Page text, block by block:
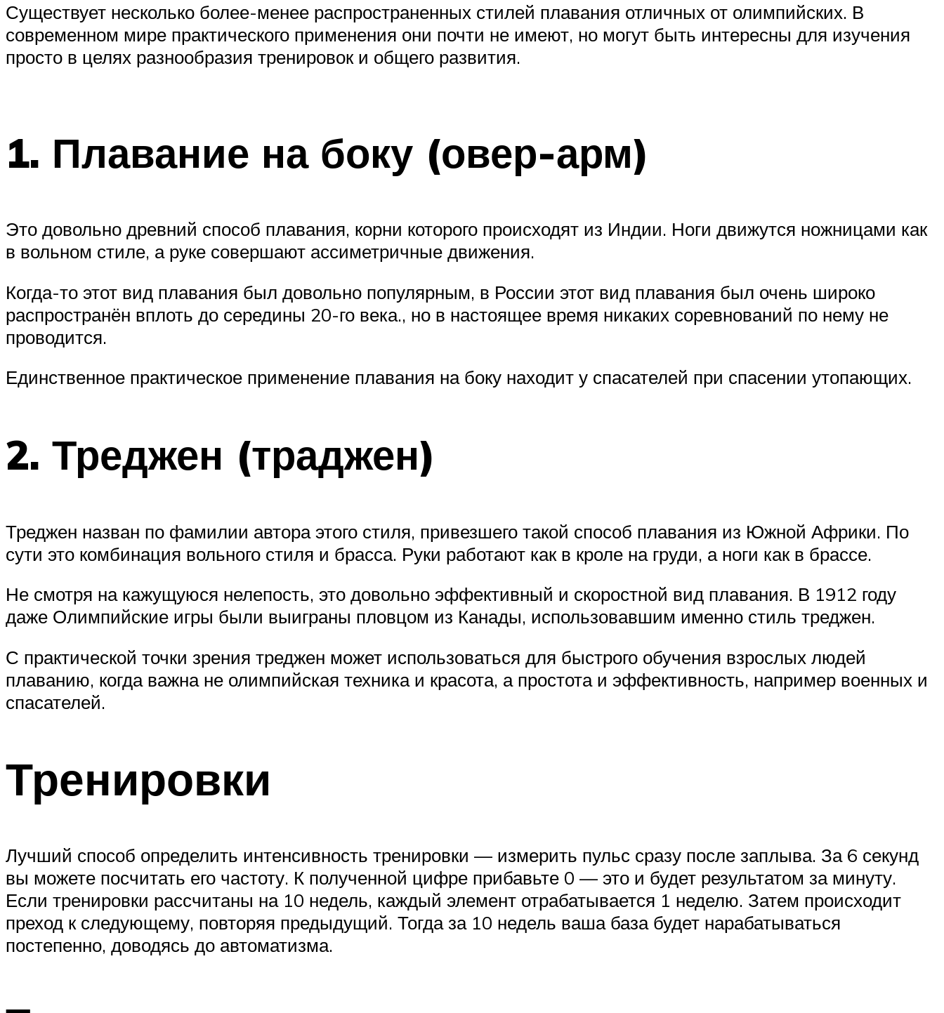
Существует несколько более-менее распространенных стилей плавания отличных от олимпийских. В
современном мире практического применения они почти не имеют, но могут быть интересны для изучения
просто в целях разнообразия тренировок и общего развития.
1. Плавание на боку (овер-арм)
Это довольно древний способ плавания, корни которого происходят из Индии. Ноги движутся ножницами как
в вольном стиле, а руке совершают ассиметричные движения.
Когда-то этот вид плавания был довольно популярным, в России этот вид плавания был очень широко
распространён вплоть до середины 20-го века., но в настоящее время никаких соревнований по нему не
проводится.
Единственное практическое применение плавания на боку находит у спасателей при спасении утопающих.
2. Треджен (траджен)
Треджен назван по фамилии автора этого стиля, привезшего такой способ плавания из Южной Африки. По
сути это комбинация вольного стиля и брасса. Руки работают как в кроле на груди, а ноги как в брассе.
Не смотря на кажущуюся нелепость, это довольно эффективный и скоростной вид плавания. В 1912 году
даже Олимпийские игры были выиграны пловцом из Канады, использовавшим именно стиль треджен.
С практической точки зрения треджен может использоваться для быстрого обучения взрослых людей
плаванию, когда важна не олимпийская техника и красота, а простота и эффективность, например военных и
спасателей.
Тренировки
Лучший способ определить интенсивность тренировки — измерить пульс сразу после заплыва. За 6 секунд
вы можете посчитать его частоту. К полученной цифре прибавьте 0 — это и будет результатом за минуту.
Если тренировки рассчитаны на 10 недель, каждый элемент отрабатывается 1 неделю. Затем происходит
преход к следующему, повторяя предыдущий. Тогда за 10 недель ваша база будет нарабатываться
постепенно, доводясь до автоматизма.